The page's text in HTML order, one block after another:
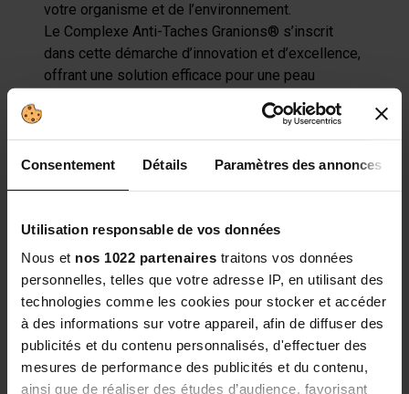
Consentement Détails Paramètres des annonces
Utilisation responsable de vos données
Nous et nos 1022 partenaires traitons vos données
personnelles, telles que votre adresse IP, en utilisant des
technologies comme les cookies pour stocker et accéder
à des informations sur votre appareil, afin de diffuser des
publicités et du contenu personnalisés, d'effectuer des
mesures de performance des publicités et du contenu,
ainsi que de réaliser des études d’audience, favorisant
votre organisme et de l’environnement.
Le Complexe Anti-Taches Granions® s’inscrit
dans cette démarche d’innovation et d’excellence,
offrant une solution efficace pour une peau
environnementales de l’emballage :
Analyse complète des qualités et caractéristiques
environnementales de l’emballage en cours de
finalisation.
RECENSIONI: COMPLEXE ANTI-